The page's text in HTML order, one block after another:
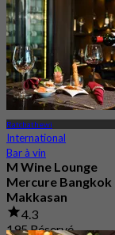
Ratchathewi
International
Bar à vin
M Wine Lounge
Mercure Bangkok
Makkasan
4.3
195 Réservé